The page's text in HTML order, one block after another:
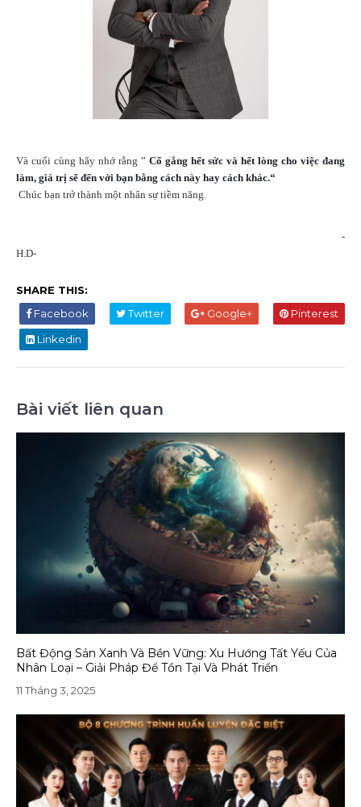
Và cuối cùng hãy nhớ rằng ” Cố gắng hết sức và hết lòng cho việc đang
làm, giá trị sẽ đến với bạn bằng cách này hay cách khác.“
Chúc bạn trở thành một nhân sự tiềm năng.
-
H.D-
SHARE THIS:
Facebook
Twitter Google+
Pinterest
Linkedin
Bài viết liên quan
Bất Động Sản Xanh Và Bền Vững: Xu Hướng Tất Yếu Của
Nhân Loại – Giải Pháp Để Tồn Tại Và Phát Triển
11 Tháng 3, 2025